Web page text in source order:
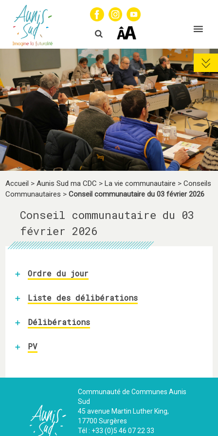
Accueil >Aunis Sud ma CDC > La vie communautaire >Conseils
Communautaires >Conseil communautaire du 03 février 2026
Conseil communautaire du 03
février 2026
Ordre du jour
Liste des délibérations
Délibérations
PV
Communauté de Communes Aunis
Sud
45 avenue Martin Luther King,
17700 Surgères
Tél : +33 (0)5 46 07 22 33